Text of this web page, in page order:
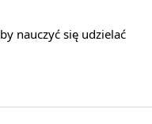
nauczyć się udzielać